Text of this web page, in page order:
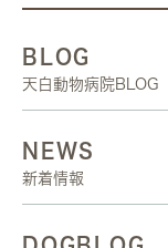
BLOG
天白動物病院BLOG
NEWS
新着情報